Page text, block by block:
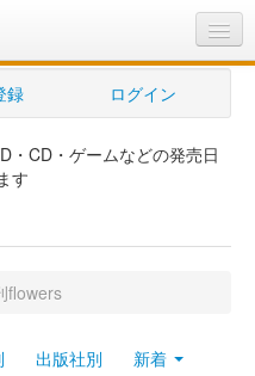
録 ログイン
・CD・ゲームなどの発売日
す
flowers
出版社別
新着